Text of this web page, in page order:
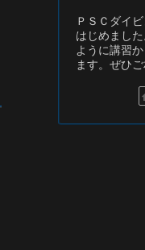
ＰＳＣダイ
はじめまし
ように講習
ます。ぜひ